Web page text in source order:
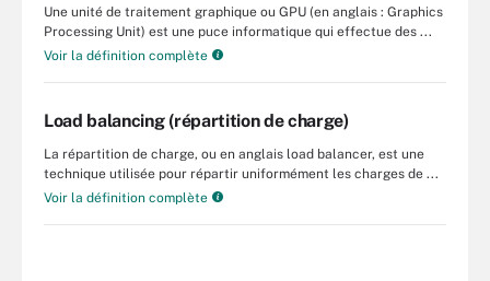
Une unité de traitement graphique ou GPU (en anglais : Graphics
Processing Unit) est une puce informatique qui effectue des ...
Voir la définition complète
Load balancing (répartition de charge)
La répartition de charge, ou en anglais load balancer, est une
technique utilisée pour répartir uniformément les charges de ...
Voir la définition complète